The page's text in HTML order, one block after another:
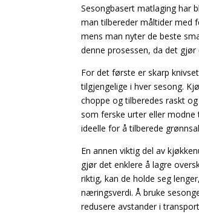
Sesongbasert matlaging har
man tilbereder måltider med
mens man nyter de beste
denne prosessen, da det
For det første er skarp
tilgjengelige i hver sesong.
choppe og tilberedes raskt
som ferske urter eller
ideelle for å tilberede
En annen viktig del av
gjør det enklere å lagre
riktig, kan de holde seg
næringsverdi. Å bruke
redusere avstander i